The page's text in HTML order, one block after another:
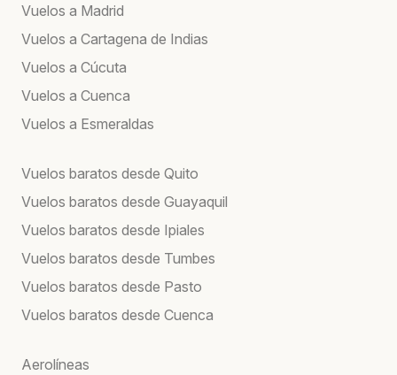
Vuelos a Madrid
Vuelos a Cartagena de Indias
Vuelos a Cúcuta
Vuelos a Cuenca
Vuelos a Esmeraldas
Vuelos baratos desde Quito
Vuelos baratos desde Guayaquil
Vuelos baratos desde Ipiales
Vuelos baratos desde Tumbes
Vuelos baratos desde Pasto
Vuelos baratos desde Cuenca
Aerolíneas